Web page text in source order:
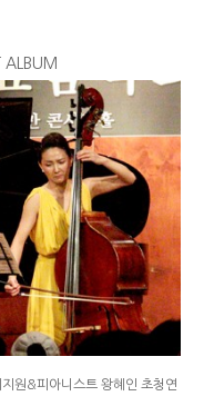
ALBUM
원&피아니스트 왕혜인 초청연